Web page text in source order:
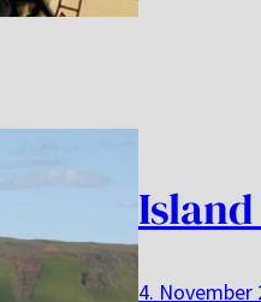
4. November